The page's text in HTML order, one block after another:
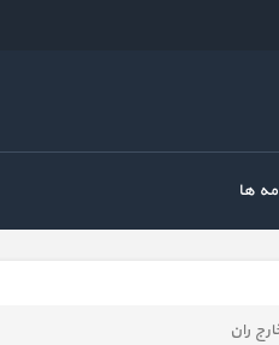
ها
ران